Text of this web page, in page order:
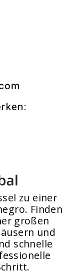
zu einer
Finden
großen
und
schnelle